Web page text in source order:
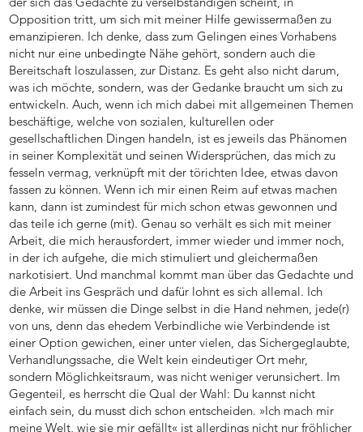
Opposition tritt, um sich mit meiner Hilfe gewissermaßen zu
emanzipieren. Ich denke, dass zum Gelingen eines Vorhabens
nicht nur eine unbedingte Nähe gehört, sondern auch die
Bereitschaft loszulassen, zur Distanz. Es geht also nicht darum,
was ich möchte, sondern, was der Gedanke braucht um sich zu
entwickeln. Auch, wenn ich mich dabei mit allgemeinen Themen
beschäftige, welche von sozialen, kulturellen oder
gesellschaftlichen Dingen handeln, ist es jeweils das Phänomen
in seiner Komplexität und seinen Widersprüchen, das mich zu
fesseln vermag, verknüpft mit der törichten Idee, etwas davon
fassen zu können. Wenn ich mir einen Reim auf etwas machen
kann, dann ist zumindest für mich schon etwas gewonnen und
das teile ich gerne (mit). Genau so verhält es sich mit meiner
Arbeit, die mich herausfordert, immer wieder und immer noch,
in der ich aufgehe, die mich stimuliert und gleichermaßen
narkotisiert. Und manchmal kommt man über das Gedachte und
die Arbeit ins Gespräch und dafür lohnt es sich allemal. Ich
denke, wir müssen die Dinge selbst in die Hand nehmen, jede(r)
von uns, denn das ehedem Verbindliche wie Verbindende ist
einer Option gewichen, einer unter vielen, das Sichergeglaubte,
Verhandlungssache, die Welt kein eindeutiger Ort mehr,
sondern Möglichkeitsraum, was nicht weniger verunsichert. Im
Gegenteil, es herrscht die Qual der Wahl: Du kannst nicht
einfach sein, du musst dich schon entscheiden. »Ich mach mir
meine Welt, wie sie mir gefällt« ist allerdings nicht nur fröhlicher